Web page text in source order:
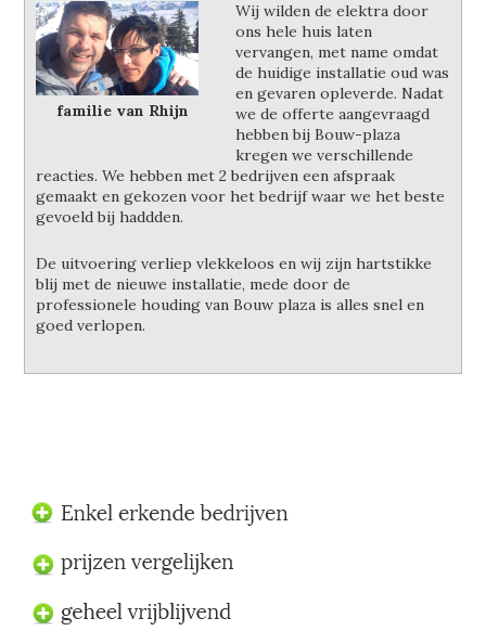
familie van Rhijn
Wij wilden de elektra door
ons hele huis laten
vervangen, met name omdat
de huidige installatie oud was
en gevaren opleverde. Nadat
we de offerte aangevraagd
hebben bij Bouw-plaza
kregen we verschillende
reacties. We hebben met 2 bedrijven een afspraak
gemaakt en gekozen voor het bedrijf waar we het beste
gevoeld bij haddden.
De uitvoering verliep vlekkeloos en wij zijn hartstikke
blij met de nieuwe installatie, mede door de
professionele houding van Bouw plaza is alles snel en
goed verlopen.